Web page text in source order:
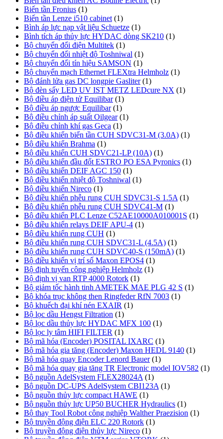
Biến tần Fronius (1)
Biến tần Lenze i510 cabinet (1)
Bình áp lực nạp vật liệu Schuetze (1)
Bình tích áp thủy lực HYDAC dòng SK210 (1)
Bộ chuyển đổi điện Multitek (1)
Bộ chuyển đổi nhiệt độ Toshniwal (1)
Bộ chuyển đổi tín hiệu SAMSON (1)
Bộ chuyển mạch Ethernet FLEXtra Helmholz (1)
Bộ đánh lửa gas DC longpie Gasliter (1)
Bộ đèn sấy LED UV IST METZ LEDcure NX (1)
Bộ điều áp điện tử Equilibar (1)
Bộ điều áp ngược Equilibar (1)
Bộ điều chỉnh áp suất Oilgear (1)
Bộ điều chỉnh khí gas Geca (1)
Bộ điều khiển biến tần CUH SDVC31-M (3.0A) (1)
Bộ điều khiển Brahma (1)
Bộ điều khiển CUH SDVC21-LP (10A) (1)
Bộ điều khiển đầu đốt ESTRO PO ESA Pyronics (1)
Bộ điều khiển DEIF AGC 150 (1)
Bộ điều khiển nhiệt độ Toshniwal (1)
Bộ điều khiển Nireco (1)
Bộ điều khiển phễu rung CUH SDVC31-S 1.5A (1)
Bộ điều khiển phễu rung CUH SDVC41-M (1)
Bộ điều khiển PLC Lenze C52AE10000A010001S (1)
Bộ điều khiển relays DEIF APU-4 (1)
Bộ điều khiển rung CUH (1)
Bộ điều khiển rung CUH SDVC31-L (4.5A) (1)
Bộ điều khiển rung CUH SDVC40-S (150mA) (1)
Bộ điều khiển vị trí số Maxon EPOS4 (1)
Bộ định tuyến công nghiệp Helmholz (1)
Bộ định vị van RTP 4000 Rotork (1)
Bộ giảm tốc hành tinh AMETEK MAE PLG 42 S (1)
Bộ khóa trục không then Ringfeder RfN 7003 (1)
Bộ khuếch đại khí nén EXAIR (1)
Bộ lọc dầu Hengst Filtration (1)
Bộ lọc dầu thủy lực HYDAC MFX 100 (1)
Bộ lọc ly tâm HIFI FILTER (1)
Bộ mã hóa (Encoder) POSITAL IXARC (1)
Bộ mã hóa gia tăng (Encoder) Maxon HEDL 9140 (1)
Bộ mã hóa quay Encoder Lenord Bauer (1)
Bộ mã hóa quay gia tăng TR Electronic model IOV582 (1)
Bộ nguồn AdelSystem FLEX28024A (1)
Bộ nguồn DC-UPS AdelSystem CBI123A (1)
Bộ nguồn thủy lực compact HAWE (1)
Bộ nguồn thủy lực UP50 BUCHER Hydraulics (1)
Bộ thay Tool Robot công nghiệp Walther Praezision (1)
Bộ truyền động điện ELC 220 Rotork (1)
Bộ truyền động điện thủy lực Nireco (1)